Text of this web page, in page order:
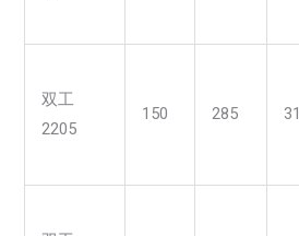
双工
2205
150 285